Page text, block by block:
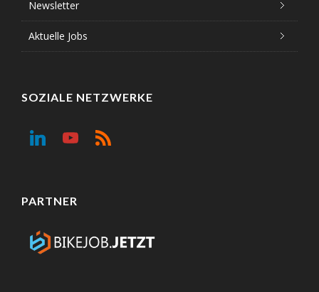
Newsletter
Aktuelle Jobs
SOZIALE NETZWERKE
PARTNER